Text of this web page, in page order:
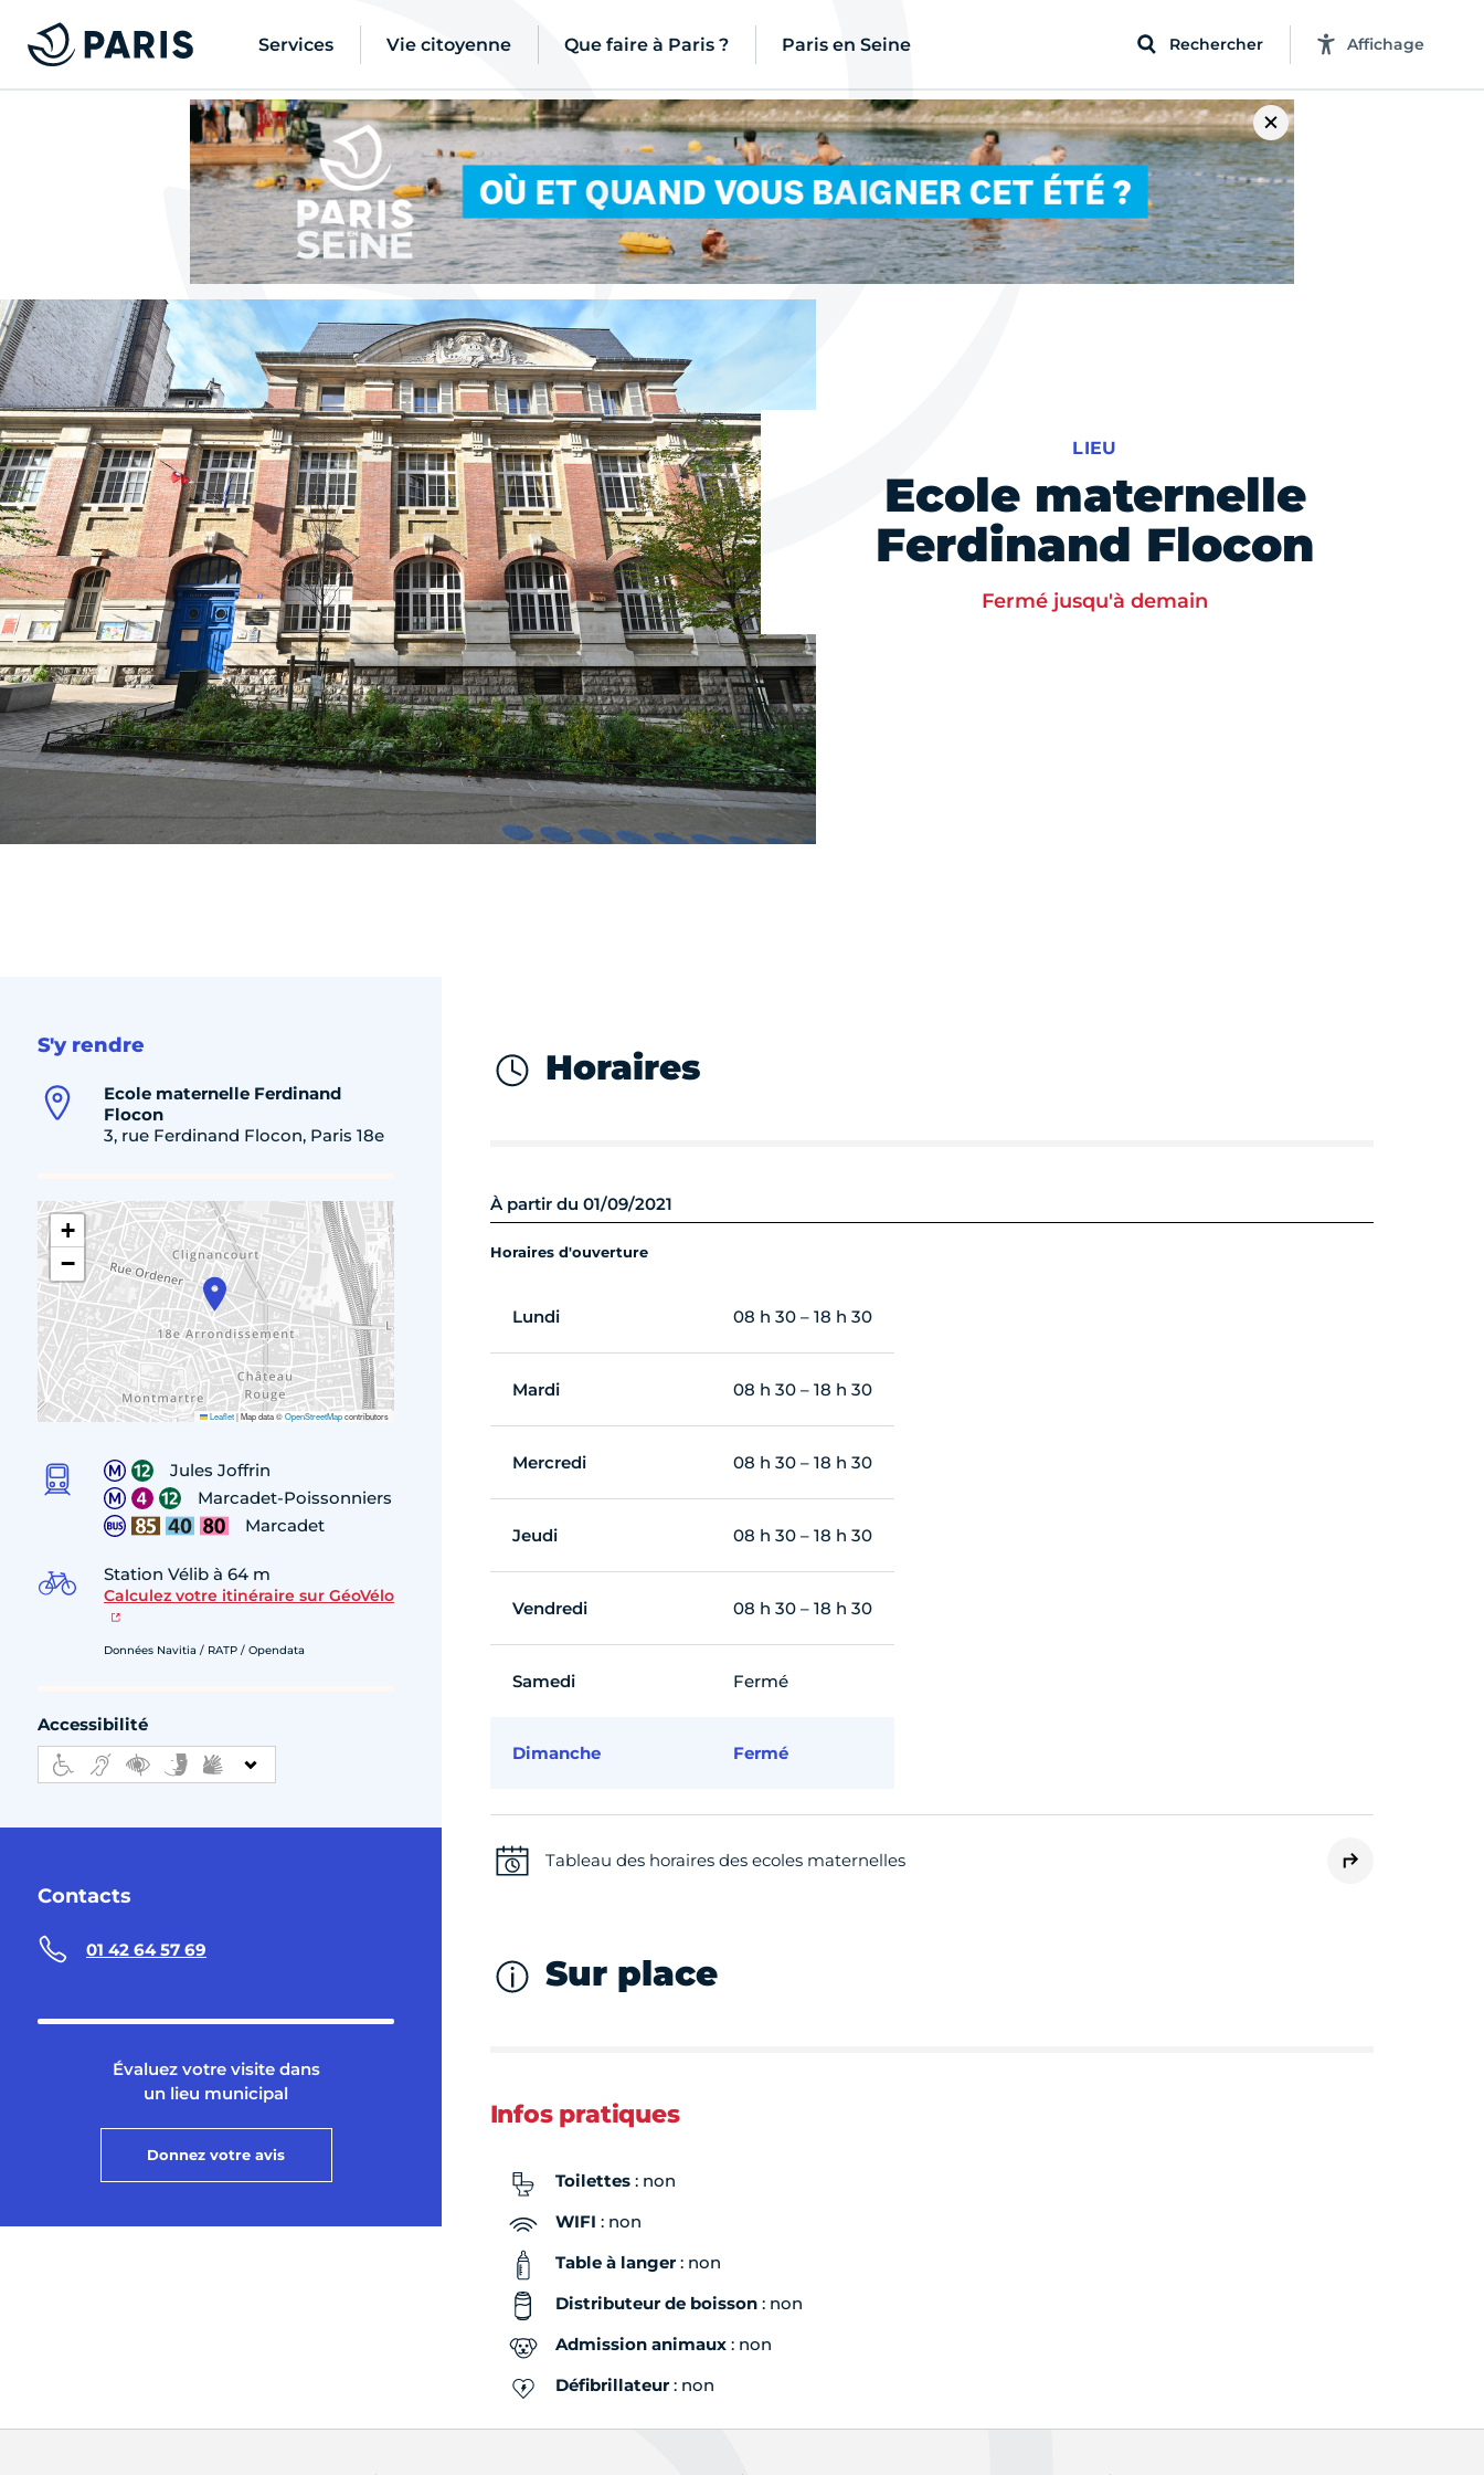
Services Vie citoyenne Que faire à Paris ? Paris en Seine Rechercher Affichage
LIEU
Ecole maternelle
Ferdinand Flocon
Fermé jusqu'à demain
S'y rendre
Ecole maternelle Ferdinand
Flocon
3, rue Ferdinand Flocon, Paris 18e
+
−
Leaflet|Map data ©OpenStreetMapcontributors
Jules Joffrin
Marcadet-Poissonniers
Marcadet
Station Vélib à 64 m
Calculez votre itinéraire sur GéoVélo
Données Navitia / RATP / Opendata
Accessibilité
Contacts
01 42 64 57 69
Évaluez votre visite dans
un lieu municipal
Donnez votre avis
Horaires
À partir du 01/09/2021
Horaires d'ouverture
Lundi 08 h 30 – 18 h 30
Mardi 08 h 30 – 18 h 30
Mercredi 08 h 30 – 18 h 30
Jeudi 08 h 30 – 18 h 30
Vendredi 08 h 30 – 18 h 30
Samedi Fermé
Dimanche Fermé
Tableau des horaires des ecoles maternelles
Sur place
Infos pratiques
Toilettes: non
WIFI : non
Table à langer: non
Distributeur de boisson: non
Admission animaux: non
Défibrillateur: non